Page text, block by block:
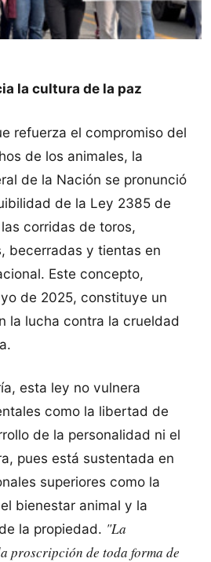
la cultura de la paz
refuerza el compromiso del
de los animales, la
de la Nación se pronunció
de la Ley 2385 de
corridas de toros,
becerradas y tientas en
Este concepto,
de 2025, constituye un
la lucha contra la crueldad
esta ley no vulnera
como la libertad de
de la personalidad ni el
pues está sustentada en
superiores como la
bienestar animal y la
la propiedad. "La
proscripción de toda forma de